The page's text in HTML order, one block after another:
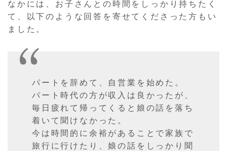
なかには、お子さんとの時間をしっかり持ちたく
て、以下のような回答を寄せてくださった方もい
ました。
パートを辞めて、自営業を始めた。
パート時代の方が収入は良かったが、
毎日疲れて帰ってくると娘の話を落ち
着いて聞けなかった。
今は時間的に余裕があることで家族で
旅行に行けたり、娘の話をしっかり聞